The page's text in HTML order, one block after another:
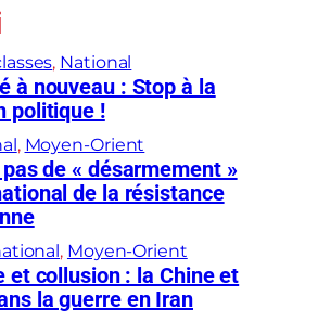
, National
à nouveau : Stop à la
politique !
, Moyen-Orient
pas de « désarmement »
de la résistance
, Moyen-Orient
et collusion : la Chine et
la guerre en Iran